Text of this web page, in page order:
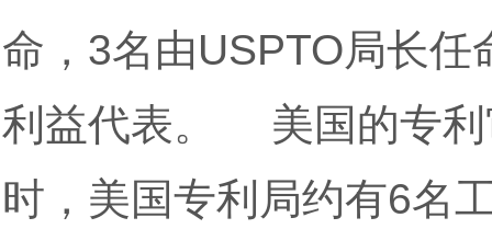
命，3名由USPTO局长
利益代表。 美国的专利
时，美国专利局约有6名